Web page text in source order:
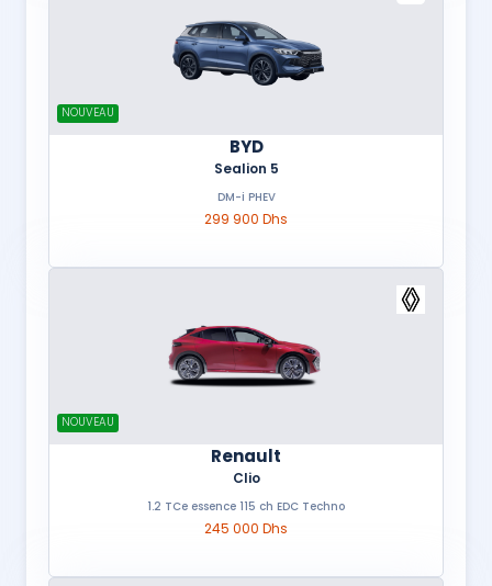
NOUVEAU
BYD
Sealion 5
DM-i PHEV
299 900 Dhs
NOUVEAU
Renault
Clio
1.2 TCe essence 115 ch EDC Techno
245 000 Dhs